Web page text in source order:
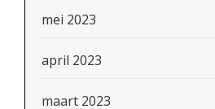
mei 2023
april 2023
maart 2023